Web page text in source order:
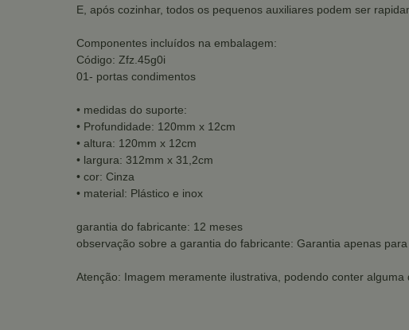
E, após cozinhar, todos os pequenos auxiliares podem ser
Componentes incluídos na embalagem:
Código: Zfz.45g0i
01- portas condimentos
• medidas do suporte:
• Profundidade: 120mm x 12cm
• altura: 120mm x 12cm
• largura: 312mm x 31,2cm
• cor: Cinza
• material: Plástico e inox
garantia do fabricante: 12 meses
observação sobre a garantia do fabricante: Garantia apenas
Atenção: Imagem meramente ilustrativa, podendo conter alguma